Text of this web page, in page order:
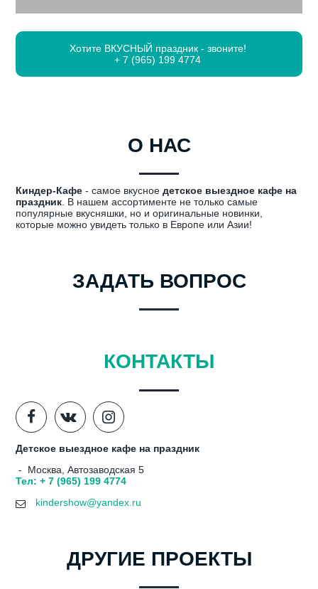
Хотите ВКУСНЫЙ праздник - звоните!
+ 7 (965) 199 4774
О НАС
Киндер-Кафе- самое вкусное детское выездное кафе на
праздник . В нашем ассортименте не только самые
популярные вкусняшки, но и оригинальные новинки,
которые можно увидеть только в Европе или Азии!
ЗАДАТЬ ВОПРОС
КОНТАКТЫ
Детское выездное кафе на праздник
- Москва, Автозаводская 5
Тел: + 7 (965) 199 4774
kindershow@yandex.ru
ДРУГИЕ ПРОЕКТЫ